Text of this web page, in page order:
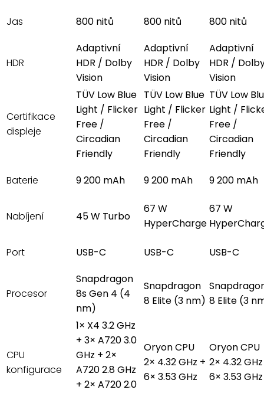
Jas 800 nitů 800 nitů 800 nitů
HDR
Adaptivní
HDR / Dolby
Vision
Adaptivní
HDR / Dolby
Vision
Adaptivní
HDR /
Vision
Certifikace
displeje
TÜV Low Blue
Light / Flicker
Free /
Circadian
Friendly
TÜV Low Blue
Light / Flicker
Free /
Circadian
Friendly
TÜV Low
Light /
Free /
Circadian
Friendly
Baterie
9 200 mAh 9 200 mAh 9 200 mAh
Nabíjení 45 W Turbo
67 W
HyperCharge
67 W
Port USB-C USB-C USB-C
Procesor
Snapdragon
8s Gen 4 (4
nm)
Snapdragon
8 Elite (3 nm) 8 Elite (3
CPU
konfigurace
1× X4 3.2 GHz
+ 3× A720 3.0
GHz + 2×
A720 2.8 GHz
+ 2× A720 2.0
Oryon CPU
2× 4.32 GHz +
6× 3.53 GHz
Oryon CPU
2× 4.32
6× 3.53 GHz